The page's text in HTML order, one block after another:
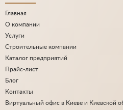
Главная
О компании
Услуги
Строительные компании
Каталог предприятий
Прайс-лист
Блог
Контакты
Виртуальный офис в Киеве и Киевской